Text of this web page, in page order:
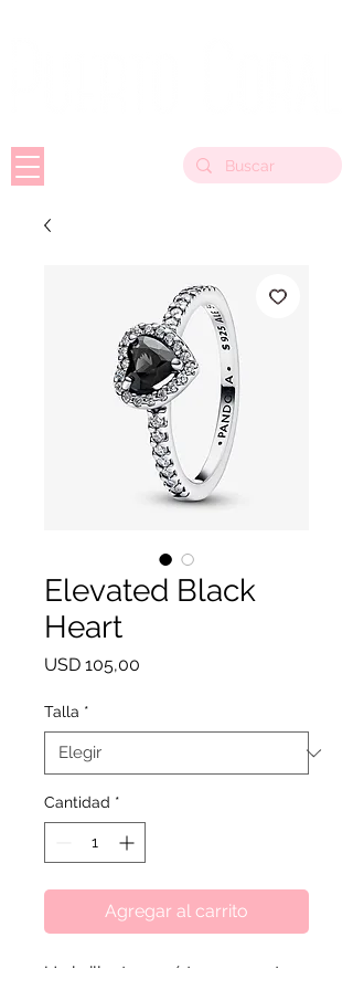
Elevated Black
Heart
USD 105,00
Talla *
Cantidad *
Agregar al carrito
Un brillante pavé transparente